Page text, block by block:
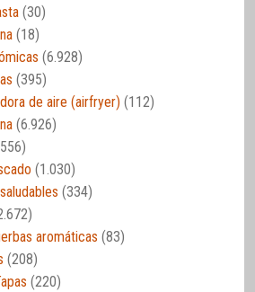
(30)
(18)
(6.928)
(395)
de aire (airfryer) (112)
(6.926)
(1.030)
(334)
aromáticas (83)
(208)
(220)